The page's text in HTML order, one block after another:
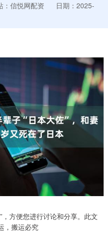
：信悦网配资
日期：2025-
方便您进行讨论和分享。此文
，搬运必究